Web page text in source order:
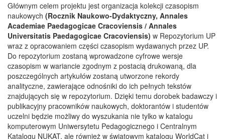
Głównym celem projektu jest organizacja kolekcji czasopism
naukowych (Rocznik Naukowo-Dydaktyczny, Annales
Academiae Paedagogicae Cracoviensis / Annales
Universitatis Paedagogicae Cracoviensis) w Repozytorium UP
wraz z opracowaniem części czasopism wydawanych przez UP.
Do repozytorium zostaną wprowadzone cyfrowe wersje
czasopism w wariancie zgodnym z postacią drukowaną, dla
poszczególnych artykułów zostaną utworzone rekordy
analityczne, zawierające odnośniki do ich pełnych tekstów
znajdujących się w repozytorium. Dzięki temu dorobek badawczy i
publikacyjny pracowników naukowych, doktorantów i studentów
uczelni będzie możliwy do wyszukania nie tylko w katalogu
komputerowym Uniwersytetu Pedagogicznego i Centralnym
Katalogu NUKAT, ale również w światowym katalogu WorldCat i